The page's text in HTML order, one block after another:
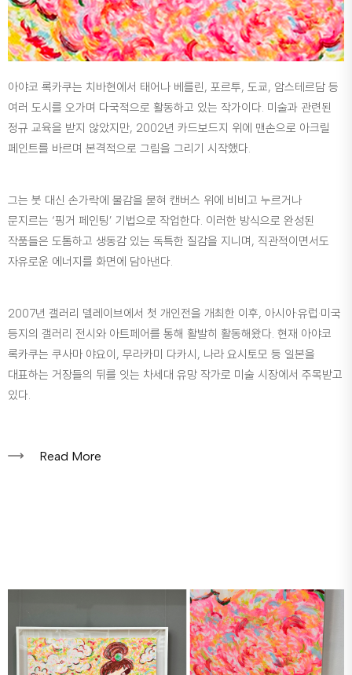
아야코 록카쿠는 치바현에서 태어나 베를린, 포르투, 도쿄, 암스테르담 등
여러 도시를 오가며 다국적으로 활동하고 있는 작가이다. 미술과 관련된
정규 교육을 받지 않았지만, 2002년 카드보드지 위에 맨손으로 아크릴
페인트를 바르며 본격적으로 그림을 그리기 시작했다.
그는 붓 대신 손가락에 물감을 묻혀 캔버스 위에 비비고 누르거나
문지르는 ‘핑거 페인팅’ 기법으로 작업한다. 이러한 방식으로 완성된
작품들은 도톰하고 생동감 있는 독특한 질감을 지니며, 직관적이면서도
자유로운 에너지를 화면에 담아낸다.
2007년 갤러리 델레이브에서 첫 개인전을 개최한 이후, 아시아·유럽·미국
등지의 갤러리 전시와 아트페어를 통해 활발히 활동해왔다. 현재 아야코
록카쿠는 쿠사마 야요이, 무라카미 다카시, 나라 요시토모 등 일본을
대표하는 거장들의 뒤를 잇는 차세대 유망 작가로 미술 시장에서 주목받고
있다.
Read More